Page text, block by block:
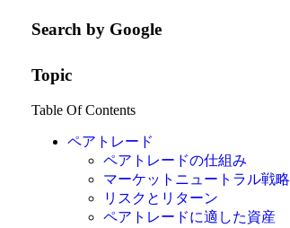
Search by Google
Topic
Table Of Contents
ペアトレード
ペアトレードの仕組み
マーケットニュートラル戦略
リスクとリターン
ペアトレードに適した資産